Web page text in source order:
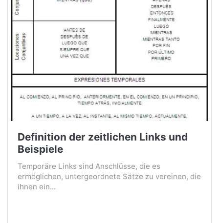
Definition der zeitlichen Links und
Beispiele
Temporäre Links sind Anschlüsse, die es
ermöglichen, untergeordnete Sätze zu vereinen, die
ihnen ein...